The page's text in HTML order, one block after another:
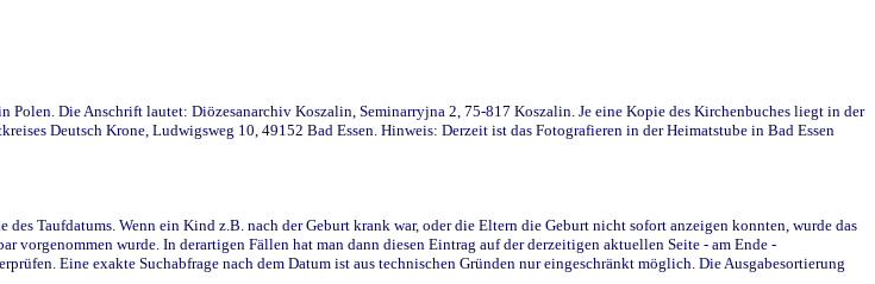
Die Anschrift lautet: Diözesanarchiv Koszalin, Seminarryjna 2, 75-817 Koszalin. Je eine Kopie des Kirchenbuches liegt in der
Deutsch Krone, Ludwigsweg 10, 49152 Bad Essen. Hinweis: Derzeit ist das Fotografieren in der Heimatstube in Bad Essen
Taufdatums. Wenn ein Kind z.B. nach der Geburt krank war, oder die Eltern die Geburt nicht sofort anzeigen konnten, wurde das
wurde. In derartigen Fällen hat man dann diesen Eintrag auf der derzeitigen aktuellen Seite - am Ende -
Eine exakte Suchabfrage nach dem Datum ist aus technischen Gründen nur eingeschränkt möglich. Die Ausgabesortierung